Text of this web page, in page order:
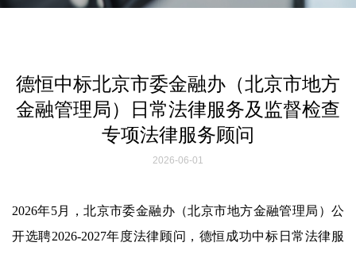
德恒中标北京市委金融办（北京市地方
金融管理局）日常法律服务及监督检查
专项法律服务顾问
2026-06-01
2026年5月，北京市委金融办（北京市地方金融管理局）公
开选聘2026-2027年度法律顾问，德恒成功中标日常法律服